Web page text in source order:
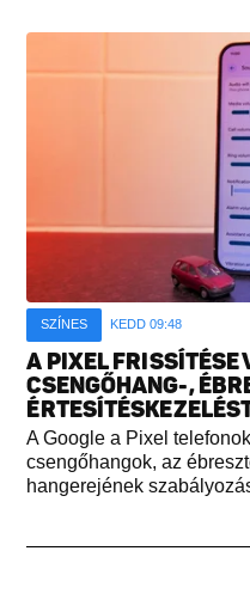
SZÍNES KEDD 09:48
A PIXEL FRISSÍTÉSE
CSENGŐHANG-,
A Google a Pixel
csengőhangok, az
hangerejének